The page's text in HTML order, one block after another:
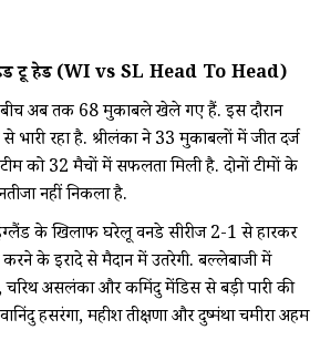
हेड टू हेड (WI vs SL Head To Head)
बीच अब तक 68 मुकाबले खेले गए हैं. इस दौरान
भारी रहा है. श्रीलंका ने 33 मुकाबलों में जीत दर्ज
को 32 मैचों में सफलता मिली है. दोनों टीमों के
नहीं निकला है.
के खिलाफ घरेलू वनडे सीरीज 2-1 से हारकर
के इरादे से मैदान में उतरेगी. बल्लेबाजी में
असलंका और कमिंदु मेंडिस से बड़ी पारी की
हसरंगा, महीश तीक्षणा और दुष्मंथा चमीरा अहम